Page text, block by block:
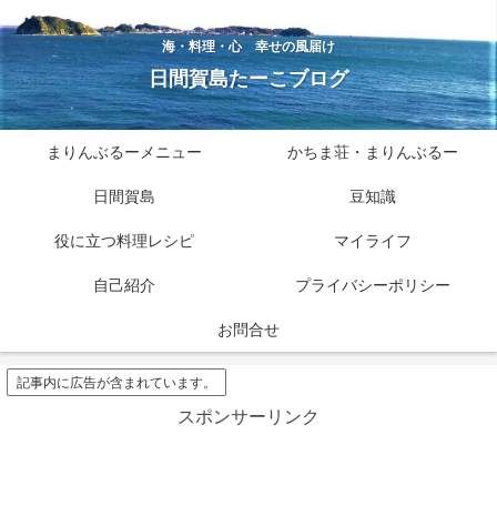
海・料理・心 幸せの風届け
日間賀島たーこブログ
まりんぶるーメニュー かちま荘・まりんぶるー
日間賀島 豆知識
役に立つ料理レシピ マイライフ
自己紹介 プライバシーポリシー
お問合せ
記事内に広告が含まれています。
スポンサーリンク